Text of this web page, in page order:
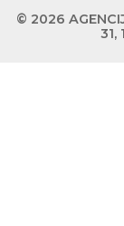
© 2026
31,